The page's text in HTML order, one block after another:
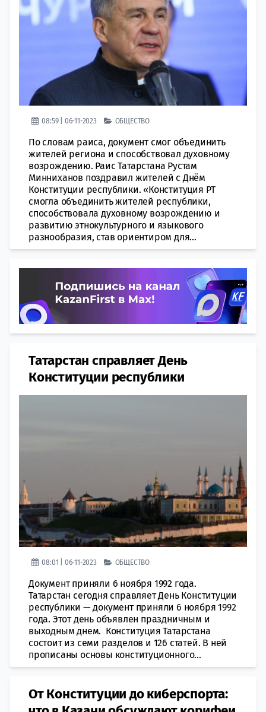
08:59 | 06-11-2023 ОБЩЕСТВО
По словам раиса, документ смог объединить
жителей региона и способствовал духовному
возрождению. Раис Татарстана Рустам
Минниханов поздравил жителей с Днём
Конституции республики. «Конституция РТ
смогла объединить жителей республики,
способствовала духовному возрождению и
развитию этнокультурного и языкового
разнообразия, став ориентиром для...
Татарстан справляет День
Конституции республики
08:01 | 06-11-2023 ОБЩЕСТВО
Документ приняли 6 ноября 1992 года.
Татарстан сегодня справляет День Конституции
республики — документ приняли 6 ноября 1992
года. Этот день объявлен праздничным и
выходным днем. Конституция Татарстана
состоит из семи разделов и 126 статей. В ней
прописаны основы конституционного...
От Конституции до киберспорта: